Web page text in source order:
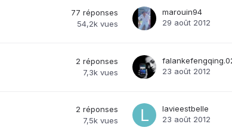
77 réponses
54,2k vues
marouin94
29 août 2012
2 réponses
7,3k vues
23 août 2012
2 réponses
7,5k vues
lavieestbelle
23 août 2012